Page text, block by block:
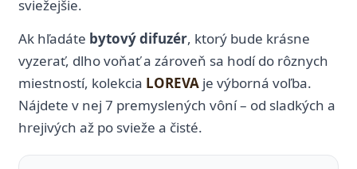
sviežejšie.
Ak hľadáte bytový difuzér, ktorý bude krásne
vyzerať, dlho voňať a zároveň sa hodí do rôznych
miestností, kolekcia LOREVA je výborná voľba.
Nájdete v nej 7 premyslených vôní – od sladkých a
hrejivých až po svieže a čisté.